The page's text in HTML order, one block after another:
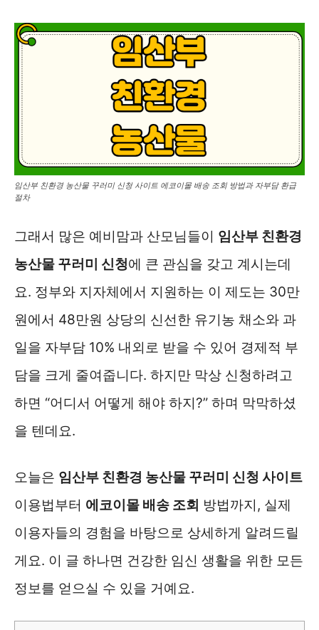
임산부 친환경 농산물 꾸러미 신청 사이트 에코이몰 배송 조회 방법과 자부담 환급
절차
그래서 많은 예비맘과 산모님들이 임산부 친환경
농산물 꾸러미 신청에 큰 관심을 갖고 계시는데
요. 정부와 지자체에서 지원하는 이 제도는 30만
원에서 48만원 상당의 신선한 유기농 채소와 과
일을 자부담 10% 내외로 받을 수 있어 경제적 부
담을 크게 줄여줍니다. 하지만 막상 신청하려고
하면 “어디서 어떻게 해야 하지?” 하며 막막하셨
을 텐데요.
오늘은 임산부 친환경 농산물 꾸러미 신청 사이트
이용법부터 에코이몰 배송 조회 방법까지, 실제
이용자들의 경험을 바탕으로 상세하게 알려드릴
게요. 이 글 하나면 건강한 임신 생활을 위한 모든
정보를 얻으실 수 있을 거예요.